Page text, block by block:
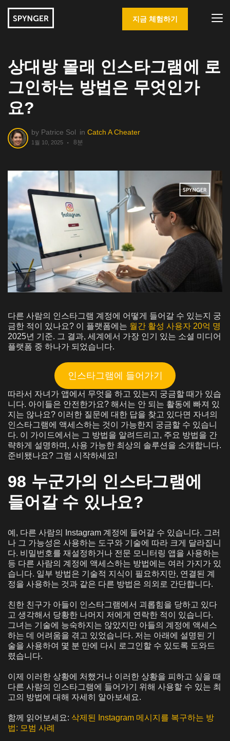
지금 체험하기
상대방 몰래 인스타그램에 로
그인하는 방법은 무엇인가
요?
by Patrice Sol in Catch A Cheater
1월 10, 2025 8분
다른 사람의 인스타그램 계정에 어떻게 들어갈 수 있는지 궁
금한 적이 있나요? 이 플랫폼에는 월간 활성 사용자 20억 명
2025년 기준. 그 결과, 세계에서 가장 인기 있는 소셜 미디어
플랫폼 중 하나가 되었습니다.
인스타그램에 들어가기
따라서 자녀가 앱에서 무엇을 하고 있는지 궁금할 때가 있습
니다. 아이들은 안전한가요? 해서는 안 되는 활동에 빠져 있
지는 않나요? 이러한 질문에 대한 답을 찾고 있다면 자녀의
인스타그램에 액세스하는 것이 가능한지 궁금할 수 있습니
다. 이 가이드에서는 그 방법을 알려드리고, 주요 방법을 간
략하게 설명하며, 사용 가능한 최상의 솔루션을 소개합니다.
준비됐나요? 그럼 시작하세요!
98 누군가의 인스타그램에
들어갈 수 있나요?
예, 다른 사람의 Instagram 계정에 들어갈 수 있습니다. 그러
나 그 가능성은 사용하는 도구와 기술에 따라 크게 달라집니
다. 비밀번호를 재설정하거나 전문 모니터링 앱을 사용하는
등 다른 사람의 계정에 액세스하는 방법에는 여러 가지가 있
습니다. 일부 방법은 기술적 지식이 필요하지만, 연결된 계
정을 사용하는 것과 같은 다른 방법은 의외로 간단합니다.
친한 친구가 아들이 인스타그램에서 괴롭힘을 당하고 있다
고 생각해서 당황한 나머지 저에게 연락한 적이 있습니다.
그녀는 기술에 능숙하지는 않았지만 아들의 계정에 액세스
하는 데 어려움을 겪고 있었습니다. 저는 아래에 설명된 기
술을 사용하여 몇 분 만에 다시 로그인할 수 있도록 도와드
렸습니다.
이제 이러한 상황에 처했거나 이러한 상황을 피하고 싶을 때
다른 사람의 인스타그램에 들어가기 위해 사용할 수 있는 최
고의 방법에 대해 자세히 알아보세요.
함께 읽어보세요: 삭제된 Instagram 메시지를 복구하는 방
법: 모범 사례